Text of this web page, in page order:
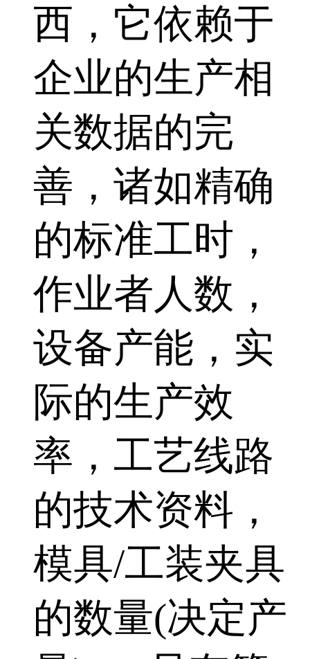
西，它依赖于
企业的生产相
关数据的完
善，诸如精确
的标准工时，
作业者人数，
设备产能，实
际的生产效
率，工艺线路
的技术资料，
模具/工装夹具
的数量(决定产